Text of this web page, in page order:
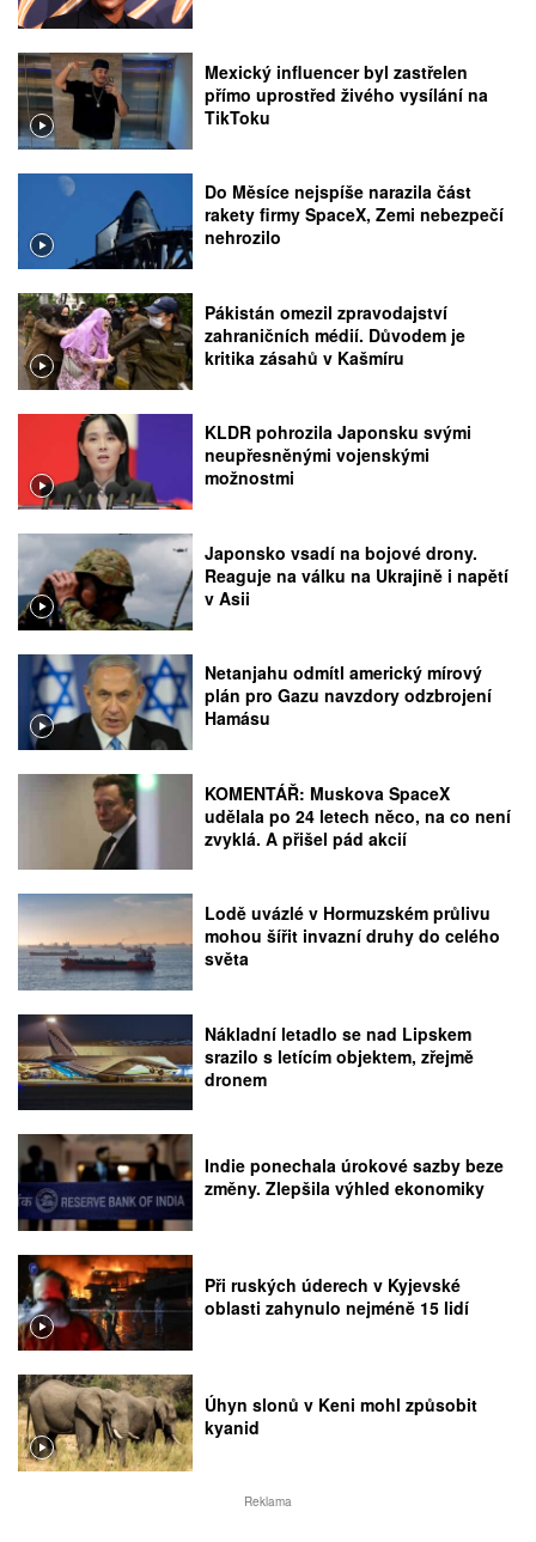
Mexický influencer byl zastřelen
přímo uprostřed živého vysílání na
TikToku
Do Měsíce nejspíše narazila část
rakety firmy SpaceX, Zemi nebezpečí
nehrozilo
Pákistán omezil zpravodajství
zahraničních médií. Důvodem je
kritika zásahů v Kašmíru
KLDR pohrozila Japonsku svými
neupřesněnými vojenskými
možnostmi
Japonsko vsadí na bojové drony.
Reaguje na válku na Ukrajině i napětí
v Asii
Netanjahu odmítl americký mírový
plán pro Gazu navzdory odzbrojení
Hamásu
KOMENTÁŘ: Muskova SpaceX
udělala po 24 letech něco, na co není
zvyklá. A přišel pád akcií
Lodě uvázlé v Hormuzském průlivu
mohou šířit invazní druhy do celého
světa
Nákladní letadlo se nad Lipskem
srazilo s letícím objektem, zřejmě
dronem
Indie ponechala úrokové sazby beze
změny. Zlepšila výhled ekonomiky
Při ruských úderech v Kyjevské
oblasti zahynulo nejméně 15 lidí
Úhyn slonů v Keni mohl způsobit
kyanid
Reklama